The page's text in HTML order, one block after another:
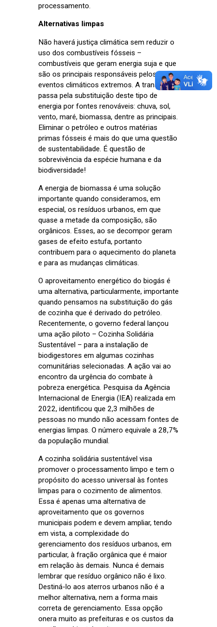
processamento.
Alternativas limpas
Não haverá justiça climática sem reduzir o
uso dos combustíveis fósseis –
combustíveis que geram energia suja e que
são os principais responsáveis pelos
eventos climáticos extremos. A transição
passa pela substituição deste tipo de
energia por fontes renováveis: chuva, sol,
vento, maré, biomassa, dentre as principais.
Eliminar o petróleo e outros matérias
primas fósseis é mais do que uma questão
de sustentabilidade. É questão de
sobrevivência da espécie humana e da
biodiversidade!
A energia de biomassa é uma solução
importante quando consideramos, em
especial, os resíduos urbanos, em que
quase a metade da composição, são
orgânicos. Esses, ao se decompor geram
gases de efeito estufa, portanto
contribuem para o aquecimento do planeta
e para as mudanças climáticas.
O aproveitamento energético do biogás é
uma alternativa, particularmente, importante
quando pensamos na substituição do gás
de cozinha que é derivado do petróleo.
Recentemente, o governo federal lançou
uma ação piloto – Cozinha Solidária
Sustentável – para a instalação de
biodigestores em algumas cozinhas
comunitárias selecionadas. A ação vai ao
encontro da urgência do combate à
pobreza energética. Pesquisa da Agência
Internacional de Energia (IEA) realizada em
2022, identificou que 2,3 milhões de
pessoas no mundo não acessam fontes de
energias limpas. O número equivale a 28,7%
da população mundial.
A cozinha solidária sustentável visa
promover o processamento limpo e tem o
propósito do acesso universal às fontes
limpas para o cozimento de alimentos.
Essa é apenas uma alternativa de
aproveitamento que os governos
municipais podem e devem ampliar, tendo
em vista, a complexidade do
gerenciamento dos resíduos urbanos, em
particular, à fração orgânica que é maior
em relação às demais. Nunca é demais
lembrar que resíduo orgânico não é lixo.
Destiná-lo aos aterros urbanos não é a
melhor alternativa, nem a forma mais
correta de gerenciamento. Essa opção
onera muito as prefeituras e os custos da